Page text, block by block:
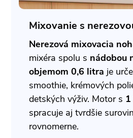
Mixovanie s
Nerezová mixovacia
mixéra spolu s nádobou
objemom 0,6 litra je
smoothie, krémových
detských výživ. Motor s
spracuje aj tvrdšie
rovnomerne.